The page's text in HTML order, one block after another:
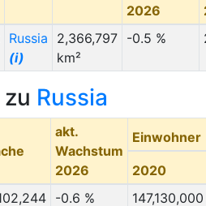
2026
Russia
(i)
2,366,797
km²
-0.5 %
Russia
akt.
Wachstum
2026
Einwohner
2020
-0.6 % 147,130,000